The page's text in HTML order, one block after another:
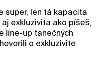
super, len tá kapacita
exkluzivita ako píšeš,
line-up tanečných
o exkluzivite